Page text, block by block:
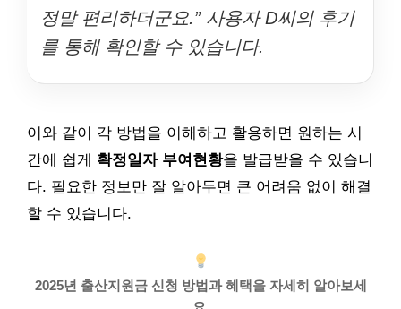
정말 편리하더군요.” 사용자 D씨의 후기
를 통해 확인할 수 있습니다.
이와 같이 각 방법을 이해하고 활용하면 원하는 시
간에 쉽게 확정일자 부여현황을 발급받을 수 있습니
다. 필요한 정보만 잘 알아두면 큰 어려움 없이 해결
할 수 있습니다.
2025년 출산지원금 신청 방법과 혜택을 자세히 알아보세